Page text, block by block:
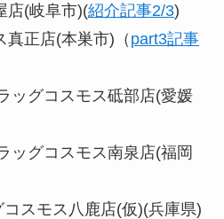
店(岐阜市)(紹介記事2/3)
真正店(本巣市)（ part3記事
ッグコスモス砥部店(愛媛
ッグコスモス南泉店(福岡
コスモス八鹿店(仮)(兵庫県)